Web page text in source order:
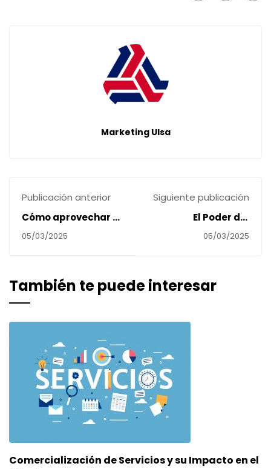
Marketing Ulsa
Publicación anterior
Cómo aprovechar el
poder de los micro y
nano-influencers en
05/03/2025
Siguiente publicación
El Poder del
Storytelling en el
Marketing Digital
05/03/2025
También te puede interesar
Comercialización de Servicios y su Impacto en el